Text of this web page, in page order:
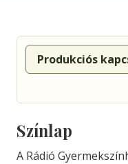
Produkciós
Színlap
A Rádió